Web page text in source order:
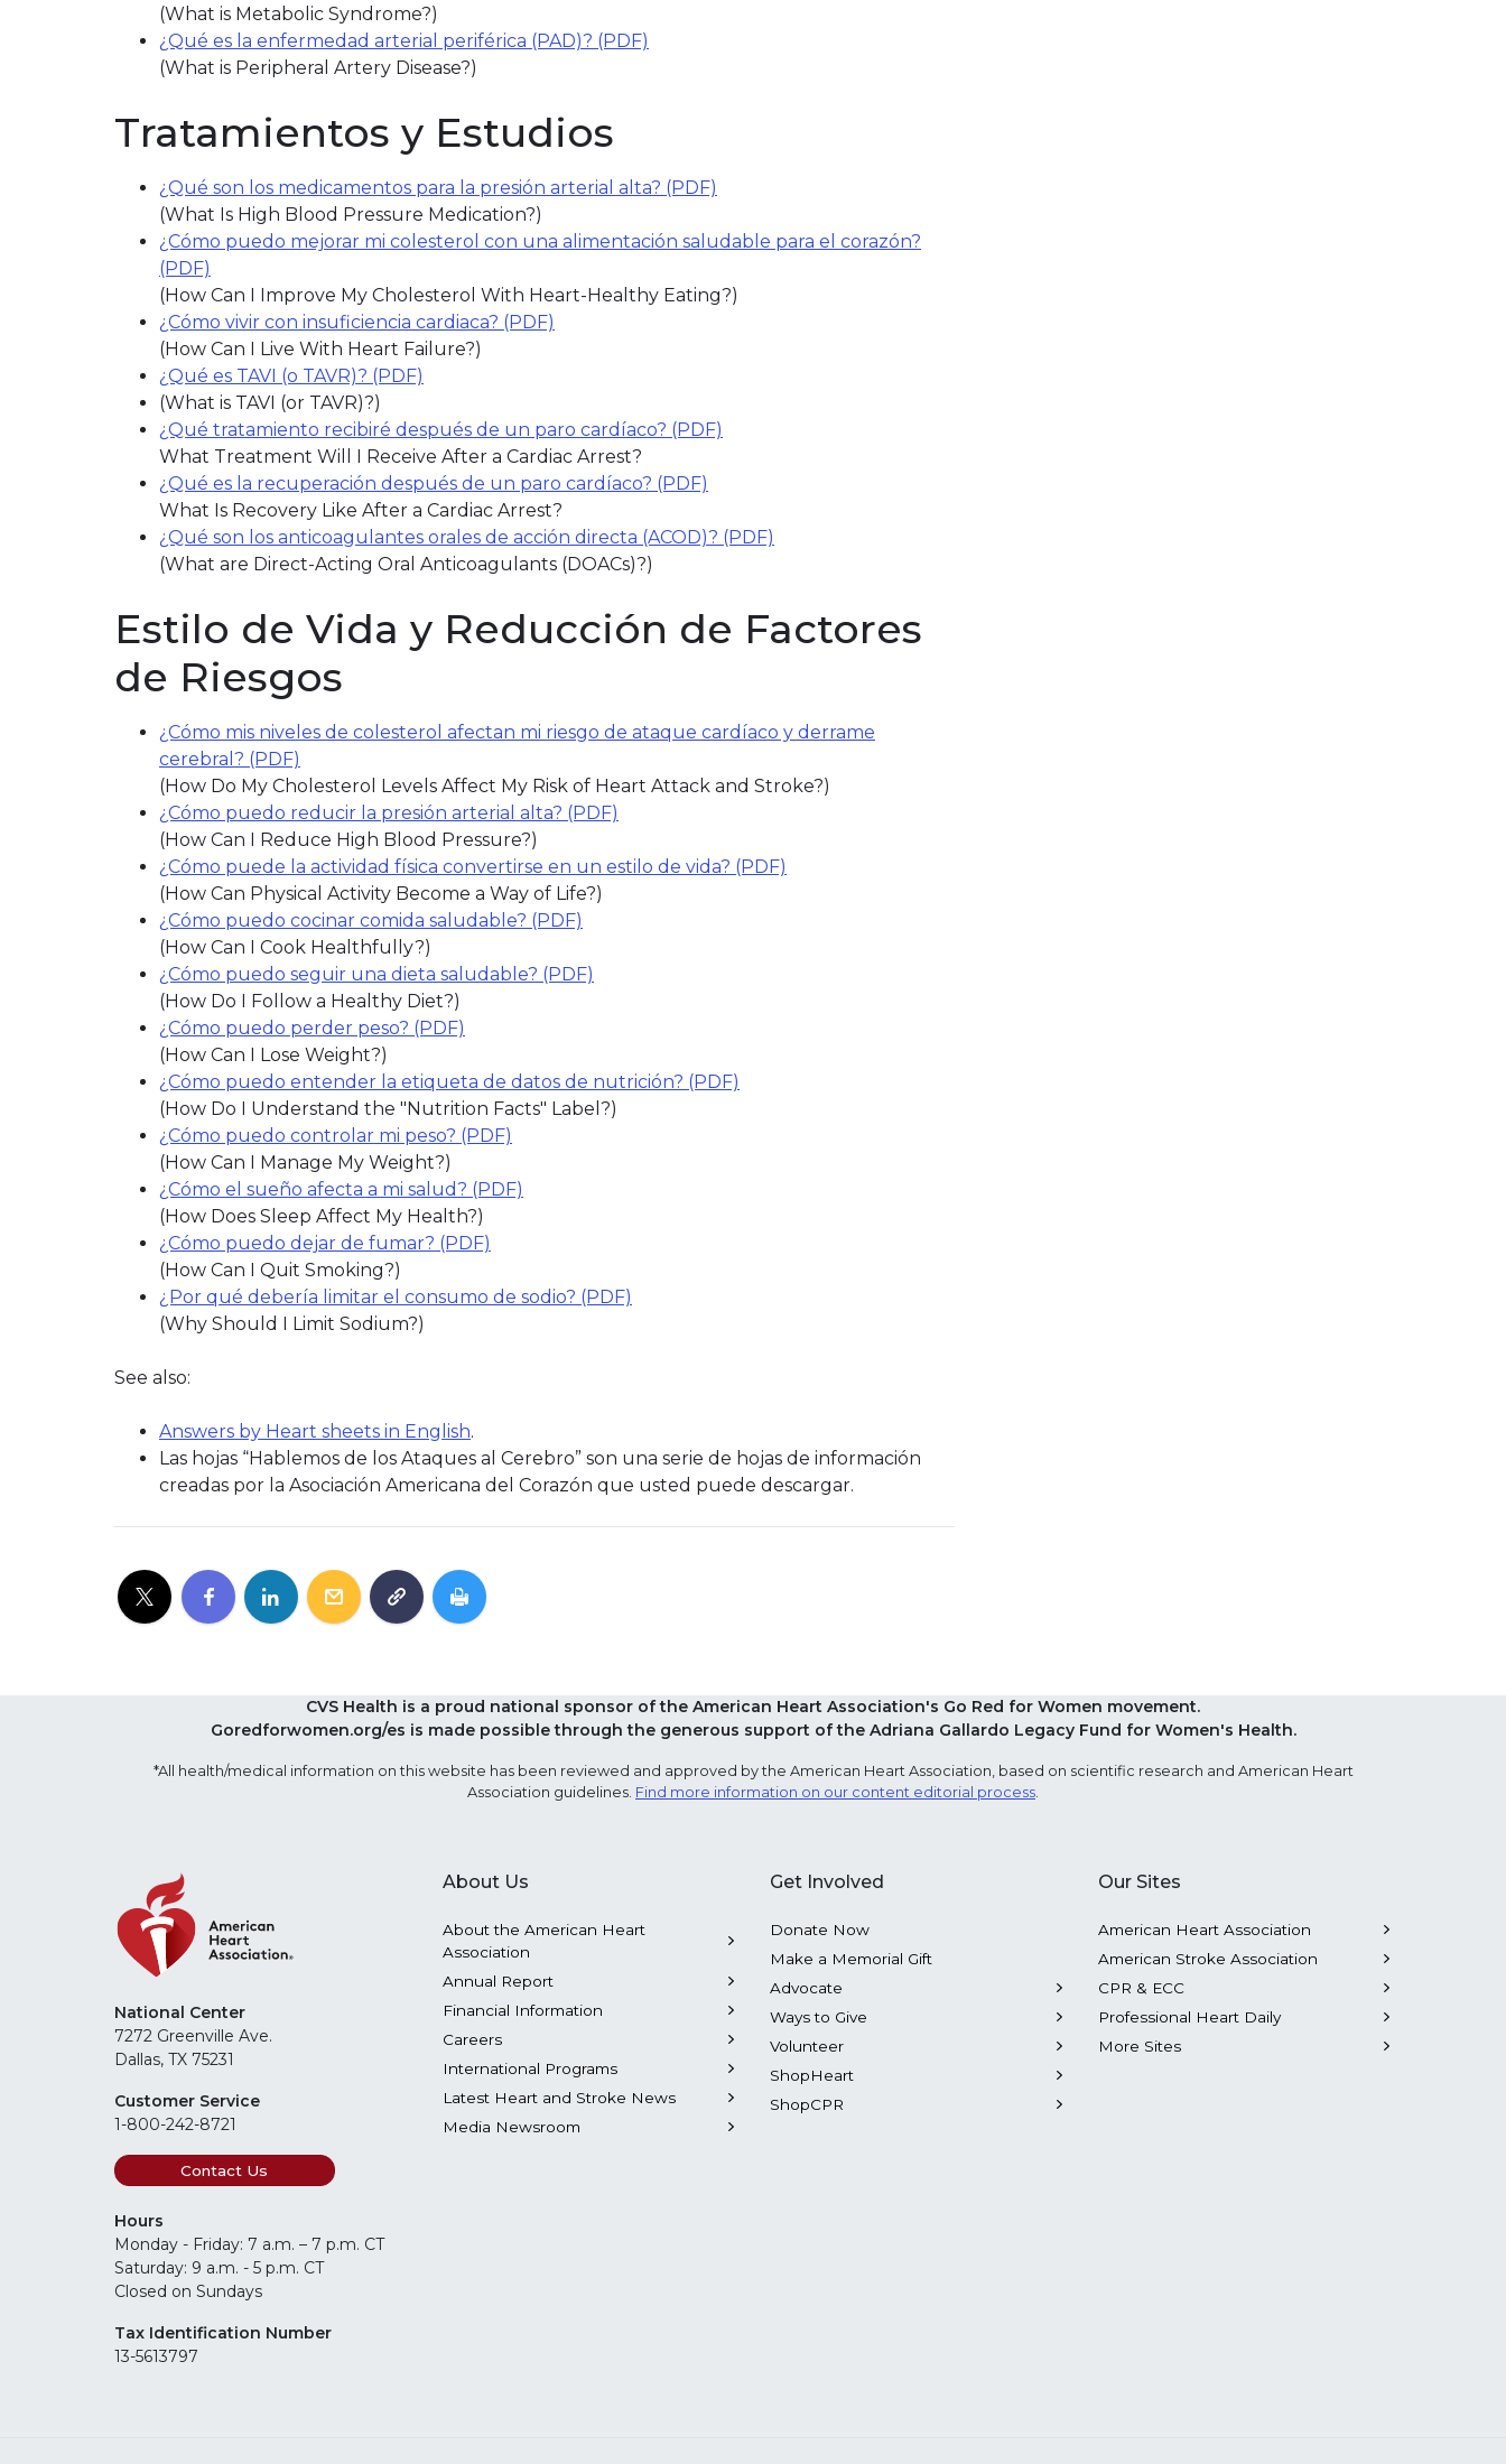
(What is Metabolic Syndrome?)
¿Qué es la enfermedad arterial periférica (PAD)? (PDF)
(What is Peripheral Artery Disease?)
Tratamientos y Estudios
¿Qué son los medicamentos para la presión arterial alta? (PDF)
(What Is High Blood Pressure Medication?)
¿Cómo puedo mejorar mi colesterol con una alimentación saludable para el corazón?
(PDF)
(How Can I Improve My Cholesterol With Heart-Healthy Eating?)
¿Cómo vivir con insuficiencia cardiaca? (PDF)
(How Can I Live With Heart Failure?)
¿Qué es TAVI (o TAVR)? (PDF)
(What is TAVI (or TAVR)?)
¿Qué tratamiento recibiré después de un paro cardíaco? (PDF)
What Treatment Will I Receive After a Cardiac Arrest?
¿Qué es la recuperación después de un paro cardíaco? (PDF)
What Is Recovery Like After a Cardiac Arrest?
¿Qué son los anticoagulantes orales de acción directa (ACOD)? (PDF)
(What are Direct-Acting Oral Anticoagulants (DOACs)?)
Estilo de Vida y Reducción de Factores
de Riesgos
¿Cómo mis niveles de colesterol afectan mi riesgo de ataque cardíaco y derrame
cerebral? (PDF)
(How Do My Cholesterol Levels Affect My Risk of Heart Attack and Stroke?)
¿Cómo puedo reducir la presión arterial alta? (PDF)
(How Can I Reduce High Blood Pressure?)
¿Cómo puede la actividad física convertirse en un estilo de vida? (PDF)
(How Can Physical Activity Become a Way of Life?)
¿Cómo puedo cocinar comida saludable? (PDF)
(How Can I Cook Healthfully?)
¿Cómo puedo seguir una dieta saludable? (PDF)
(How Do I Follow a Healthy Diet?)
¿Cómo puedo perder peso? (PDF)
(How Can I Lose Weight?)
¿Cómo puedo entender la etiqueta de datos de nutrición? (PDF)
(How Do I Understand the "Nutrition Facts" Label?)
¿Cómo puedo controlar mi peso? (PDF)
(How Can I Manage My Weight?)
¿Cómo el sueño afecta a mi salud? (PDF)
(How Does Sleep Affect My Health?)
¿Cómo puedo dejar de fumar? (PDF)
(How Can I Quit Smoking?)
¿Por qué debería limitar el consumo de sodio? (PDF)
(Why Should I Limit Sodium?)
See also:
Answers by Heart sheets in English.
Las hojas “Hablemos de los Ataques al Cerebro” son una serie de hojas de información
creadas por la Asociación Americana del Corazón que usted puede descargar.
CVS Health is a proud national sponsor of the American Heart Association's Go Red for Women movement.
Goredforwomen.org/es is made possible through the generous support of the Adriana Gallardo Legacy Fund for Women's Health.
*All health/medical information on this website has been reviewed and approved by the American Heart Association, based on scientific research and American Heart
Association guidelines. Find more information on our content editorial process.
National Center
7272 Greenville Ave.
Dallas, TX 75231
Customer Service
1-800-242-8721
Contact Us
Hours
Monday - Friday: 7 a.m. – 7 p.m. CT
Saturday: 9 a.m. - 5 p.m. CT
Closed on Sundays
Tax Identification Number
13-5613797
About Us
About the American Heart
Association
Annual Report
Financial Information
Careers
International Programs
Latest Heart and Stroke News
Media Newsroom
Get Involved
Donate Now
Make a Memorial Gift
Advocate
Ways to Give
Volunteer
ShopHeart
ShopCPR
Our Sites
American Heart Association
American Stroke Association
CPR & ECC
Professional Heart Daily
More Sites